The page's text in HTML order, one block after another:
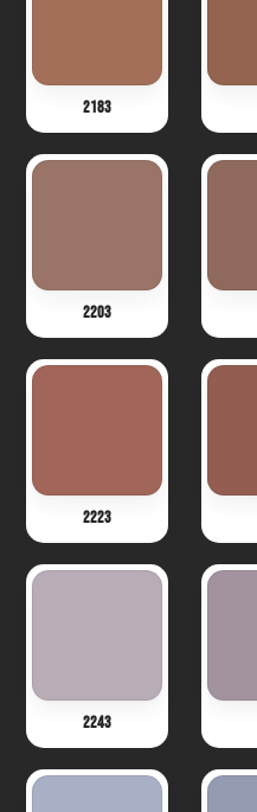
2183
2203
2223
2243